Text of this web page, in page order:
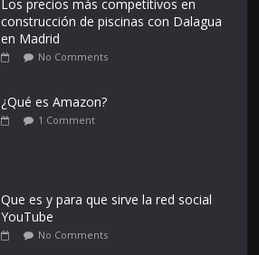
Los precios más competitivos en
construcción de piscinas con Dalagua
en Madrid
No Comments
¿Qué es Amazon?
1 Comment
Que es y para que sirve la red social
YouTube
No Comments